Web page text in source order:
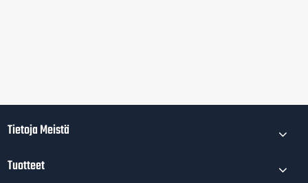
Tietoja Meistä
Tuotteet